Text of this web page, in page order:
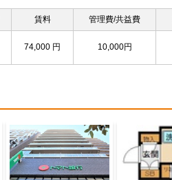
賃料 管理費/共益費
74,000 円 10,000円